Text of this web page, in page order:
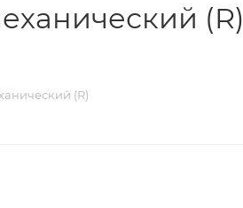
(R)
(R)